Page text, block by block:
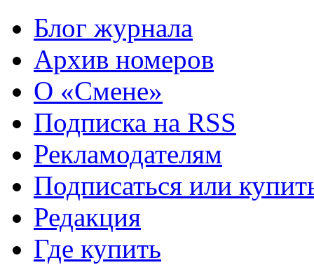
Блог журнала
Архив номеров
О «Смене»
Подписка на RSS
Рекламодателям
Подписаться или
Редакция
Где купить